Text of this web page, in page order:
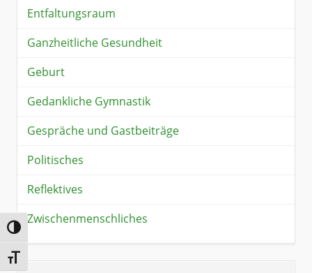
Umschalten auf hohe Kontraste
Schrift vergrößern
Entfaltungsraum
Ganzheitliche Gesundheit
Geburt
Gedankliche Gymnastik
Gespräche und Gastbeiträge
Politisches
Reflektives
Zwischenmenschliches